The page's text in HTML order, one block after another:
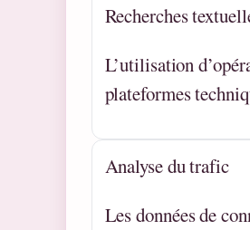
Recherches
L’utilisation
plateformes
Analyse du trafic
Les données de